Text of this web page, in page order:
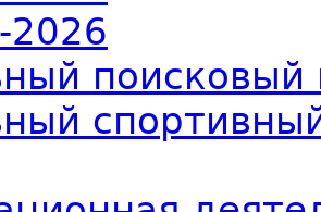
2026
поисковый